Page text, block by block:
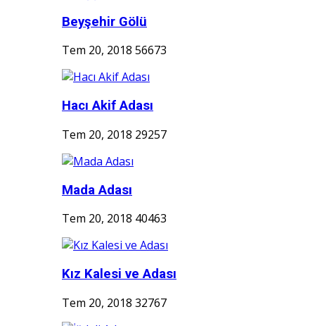
Beyşehir Gölü
Tem 20, 2018 56673
Hacı Akif Adası
Tem 20, 2018 29257
Mada Adası
Tem 20, 2018 40463
Kız Kalesi ve Adası
Tem 20, 2018 32767